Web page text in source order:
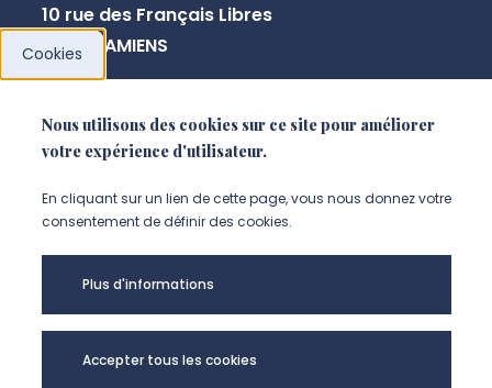
10 rue des Français Libres
80080 AMIENS
NOUS CONTACTER
Cookies
Nous utilisons des cookies sur ce site pour améliorer
votre expérience d'utilisateur.
En cliquant sur un lien de cette page, vous nous donnez votre
consentement de définir des cookies.
Plus d'informations
Accepter tous les cookies